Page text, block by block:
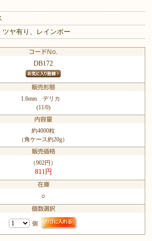
ツヤ有り、レインボー
DB172
1.6mm デリカ
(11/0)
約4000粒
（角ケース約20g）
（902円）
811円
○
個